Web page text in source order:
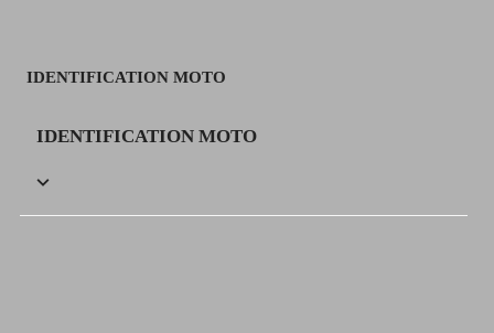
IDENTIFICATION MOTO
IDENTIFICATION MOTO
